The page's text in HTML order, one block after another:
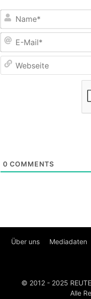
0 COMMENTS
Über uns Mediadaten
© 2012 - 2025
Alle